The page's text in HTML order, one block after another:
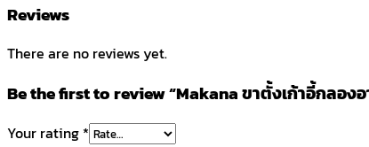
Reviews
There are no reviews yet.
Be the first to review “Makana ขาตั้งเก้าอี้กลอง
Your rating *